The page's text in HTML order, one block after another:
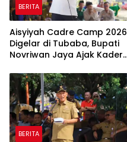
BERITA
Aisyiyah Cadre Camp 2026
Digelar di Tubaba, Bupati
Novriwan Jaya Ajak Kader
Pembangunan
BERITA